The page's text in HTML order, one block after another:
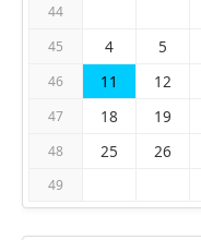
44
45 4 5
46 11 12
47 18 19
48 25 26
49